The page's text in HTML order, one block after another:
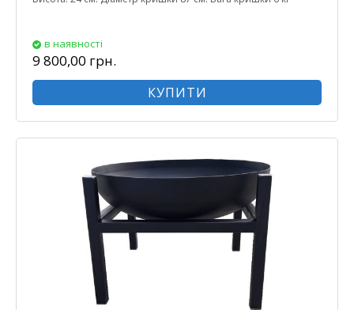
в наявності
9 800,00 грн.
КУПИТИ